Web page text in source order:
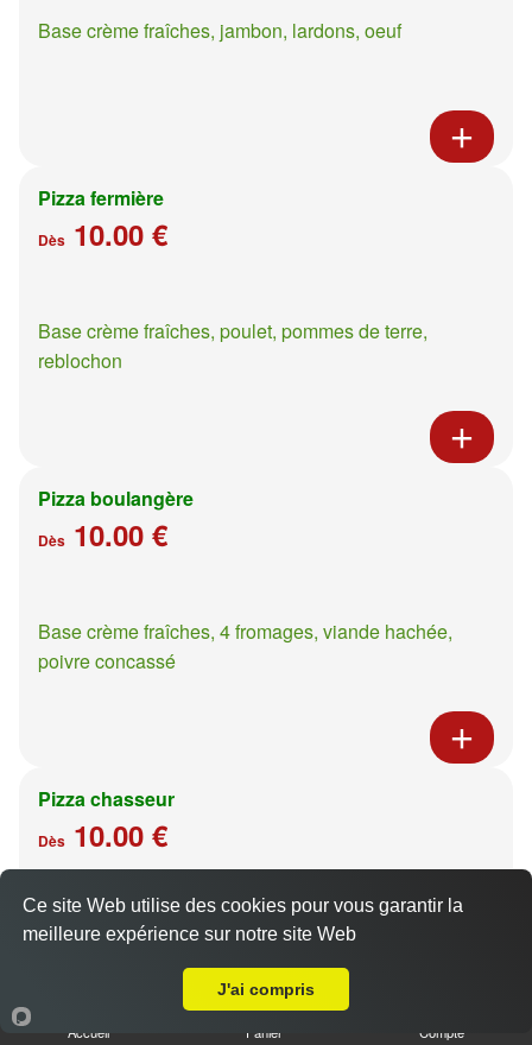
Base crème fraîches, jambon, lardons, oeuf
Pizza fermière
Dès 10.00 €
Base crème fraîches, poulet, pommes de terre,
reblochon
Pizza boulangère
Dès 10.00 €
Base crème fraîches, 4 fromages, viande hachée,
poivre concassé
Pizza chasseur
Dès 10.00 €
Base crème fraîches, moutarde à l'ancienne, poulet,
Accueil Panier Compte
Ce site Web utilise des cookies pour vous garantir la
meilleure expérience sur notre site Web
J'ai compris